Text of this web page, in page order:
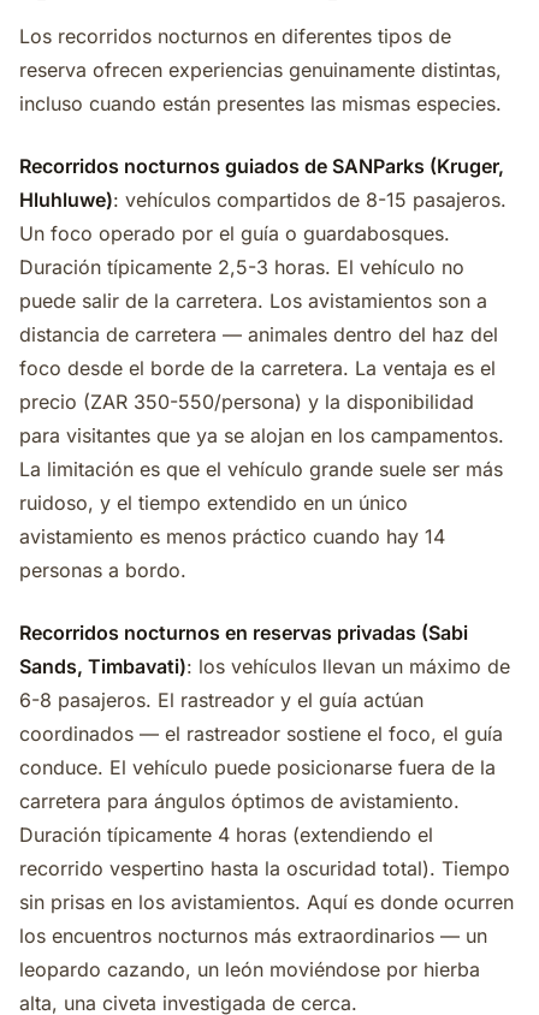
Los recorridos nocturnos en diferentes tipos de
reserva ofrecen experiencias genuinamente distintas,
incluso cuando están presentes las mismas especies.
Recorridos nocturnos guiados de SANParks (Kruger,
Hluhluwe): vehículos compartidos de 8-15 pasajeros.
Un foco operado por el guía o guardabosques.
Duración típicamente 2,5-3 horas. El vehículo no
puede salir de la carretera. Los avistamientos son a
distancia de carretera — animales dentro del haz del
foco desde el borde de la carretera. La ventaja es el
precio (ZAR 350-550/persona) y la disponibilidad
para visitantes que ya se alojan en los campamentos.
La limitación es que el vehículo grande suele ser más
ruidoso, y el tiempo extendido en un único
avistamiento es menos práctico cuando hay 14
personas a bordo.
Recorridos nocturnos en reservas privadas (Sabi
Sands, Timbavati): los vehículos llevan un máximo de
6-8 pasajeros. El rastreador y el guía actúan
coordinados — el rastreador sostiene el foco, el guía
conduce. El vehículo puede posicionarse fuera de la
carretera para ángulos óptimos de avistamiento.
Duración típicamente 4 horas (extendiendo el
recorrido vespertino hasta la oscuridad total). Tiempo
sin prisas en los avistamientos. Aquí es donde ocurren
los encuentros nocturnos más extraordinarios — un
leopardo cazando, un león moviéndose por hierba
alta, una civeta investigada de cerca.